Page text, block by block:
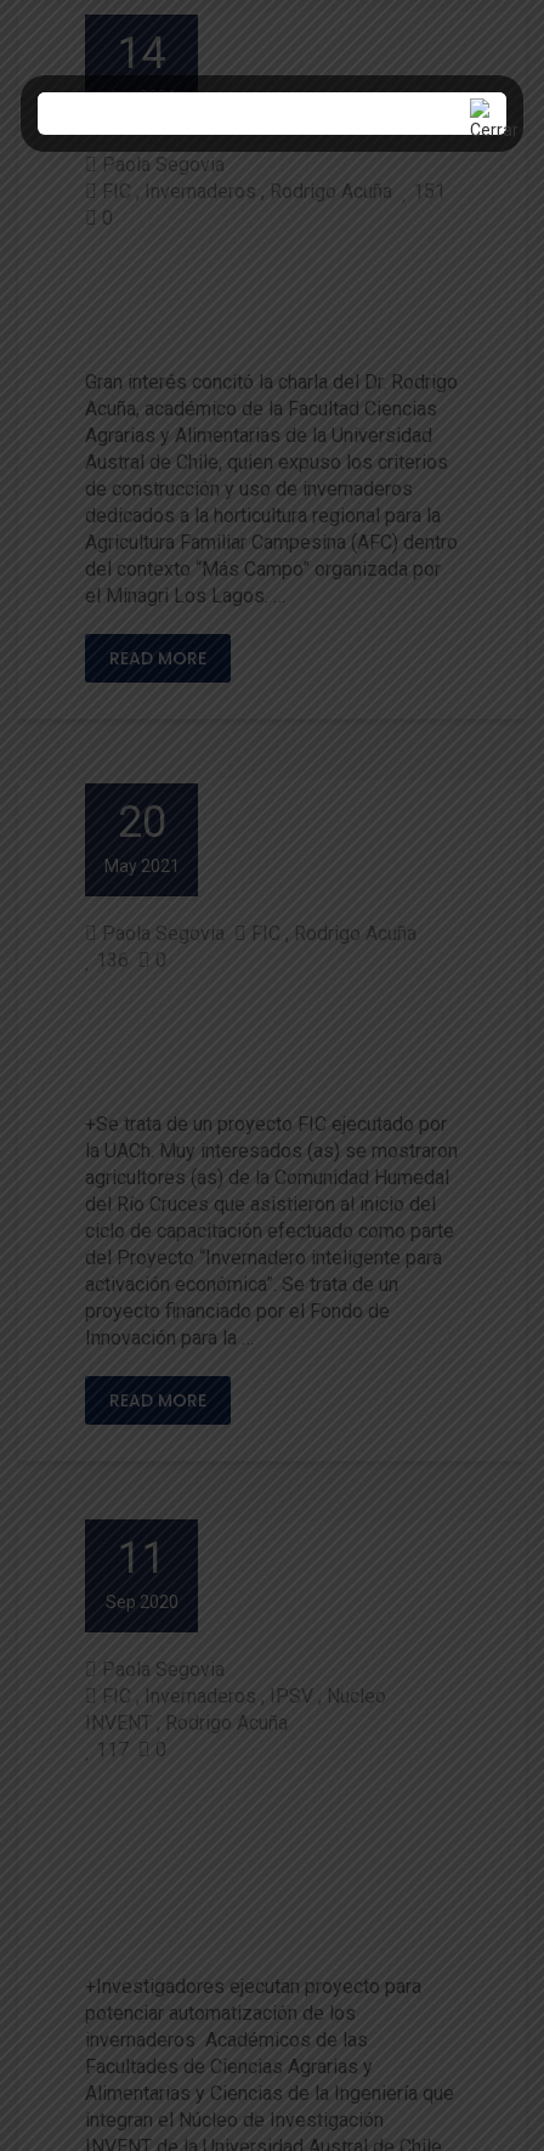
14
Jun 2021
Paola Segovia
FIC
Invernaderos Rodrigo Acuña
151
0
Gran interés concitó la charla del Dr. Rodrigo
Acuña, académico de la Facultad Ciencias
Agrarias y Alimentarias de la Universidad
Austral de Chile, quien expuso los criterios
de construcción y uso de invernaderos
dedicados a la horticultura regional para la
Agricultura Familiar Campesina (AFC) dentro
del contexto “Más Campo” organizada por
el Minagri Los Lagos. …
READ MORE
20
May 2021
Paola Segovia FIC
Rodrigo Acuña
136
0
+Se trata de un proyecto FIC ejecutado por
la UACh. Muy interesados (as) se mostraron
agricultores (as) de la Comunidad Humedal
del Río Cruces que asistieron al inicio del
ciclo de capacitación efectuado como parte
del Proyecto “Invernadero inteligente para
activación económica”. Se trata de un
proyecto financiado por el Fondo de
Innovación para la …
READ MORE
11
Sep 2020
Paola Segovia
FIC
Invernaderos IPSV
Nucleo
INVENT
Rodrigo Acuña
117
0
+Investigadores ejecutan proyecto para
potenciar automatización de los
invernaderos Académicos de las
Facultades de Ciencias Agrarias y
Alimentarias y Ciencias de la Ingeniería que
integran el Núcleo de Investigación